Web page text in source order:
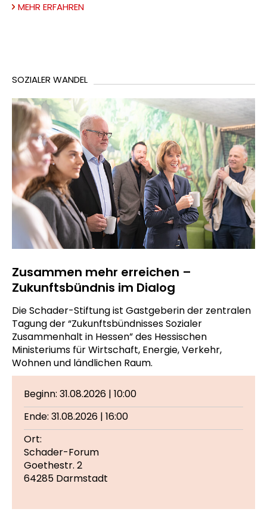
MEHR ERFAHREN
SOZIALER WANDEL
Zusammen mehr erreichen –
Zukunftsbündnis im Dialog
Die Schader-Stiftung ist Gastgeberin der zentralen
Tagung der “Zukunftsbündnisses Sozialer
Zusammenhalt in Hessen” des Hessischen
Ministeriums für Wirtschaft, Energie, Verkehr,
Wohnen und ländlichen Raum.
Beginn: 31.08.2026 | 10:00
Ende: 31.08.2026 | 16:00
Ort:
Schader-Forum
Goethestr. 2
64285 Darmstadt